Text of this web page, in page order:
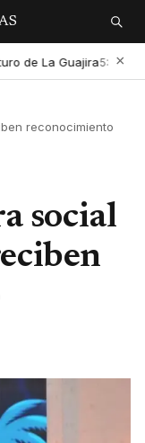
Buscar
La Guajira5:01 PM
×
reconocimiento
social